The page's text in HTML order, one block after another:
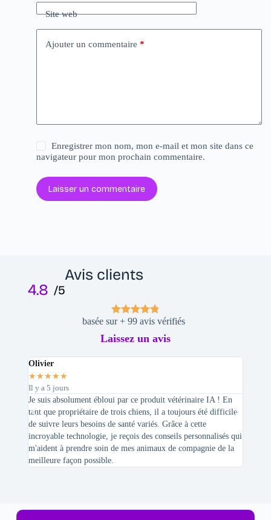
Site web
Ajouter un commentaire *
Enregistrer mon nom, mon e-mail et mon site dans ce
navigateur pour mon prochain commentaire.
Laisser un commentaire
Avis clients
4.8 /5
basée sur + 99 avis vérifiés
Laissez un avis
Olivier
★★★★★
Il y a 5 jours
Je suis absolument ébloui par ce produit vétérinaire IA ! En
tant que propriétaire de trois chiens, il a toujours été difficile
de suivre leurs besoins de santé variés. Grâce à cette
incroyable technologie, je reçois des conseils personnalisés qui
m'aident à prendre soin de mes animaux de compagnie de la
meilleure façon possible.